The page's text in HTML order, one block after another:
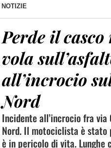
NOTIZIE
Perde il
vola
all’incrocio
Nord
Incidente all’incrocio fra via
Nord. Il motociclista è
è in pericolo di vita.